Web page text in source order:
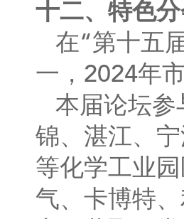
十二、特色
在“第十五
一，2024年
本届论坛参
锦、湛江、
等化学工业
气、卡博特